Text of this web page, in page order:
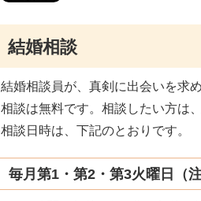
結婚相談
結婚相談員が、真剣に出会いを求
相談は無料です。相談したい方は
相談日時は、下記のとおりです。
毎月第1・第2・第3火曜日（